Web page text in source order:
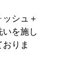
シュ＋
を施し
りま